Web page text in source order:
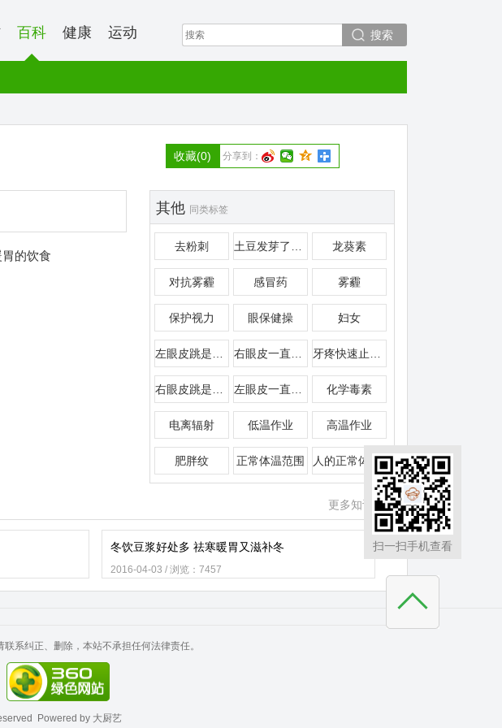
搜索
百科 健康 运动
分享到：
收藏(0)
的饮食
其他 同类标签
去粉刺 龙葵素
对抗雾霾 感冒药 雾霾
保护视力 眼保健操 妇女
化学毒素
电离辐射 低温作业 高温作业
肥胖纹 正常体温范围 人的正常体温是多少
更多知识>>
冬饮豆浆好处多 祛寒暖胃又滋补冬
2016-04-03 / 浏览：7457
扫一扫手机查看
系纠正、删除，本站不承担任何法律责任。
Powered by 大厨艺